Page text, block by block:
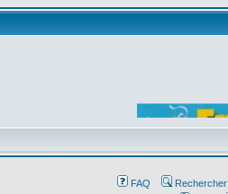
FAQ Rechercher